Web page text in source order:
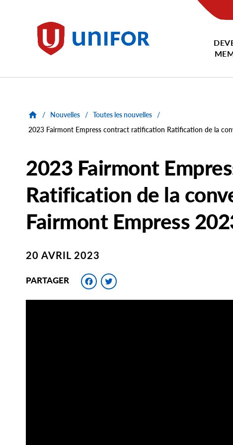
Unifor
/ Nouvelles / Toutes les nouvelles
/
2023 Fairmont Empress contract ratification Ratification de la
2023 Fairmont
Ratification de la
Fairmont Empress
20 AVRIL 2023
PARTAGER Facebook